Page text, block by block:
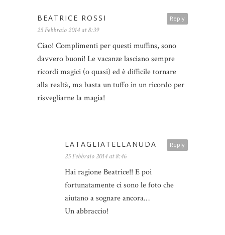
Reply
BEATRICE ROSSI
25 Febbraio 2014 at 8:39
Ciao! Complimenti per questi muffins, sono
davvero buoni! Le vacanze lasciano sempre
ricordi magici (o quasi) ed è difficile tornare
alla realtà, ma basta un tuffo in un ricordo per
risvegliarne la magia!
Reply
LATAGLIATELLANUDA
25 Febbraio 2014 at 8:46
Hai ragione Beatrice!! E poi
fortunatamente ci sono le foto che
aiutano a sognare ancora…
Un abbraccio!